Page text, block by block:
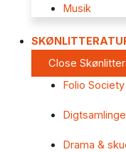
Musik
Close
Folio Society
Drama &